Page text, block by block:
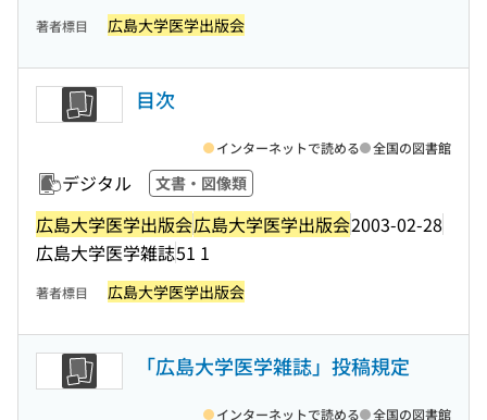
著者標目 広島大学医学出版会
目次
デジタル 文書・図像類
広島大学医学出版会広島大学医学出版会2003-02-28
広島大学医学雑誌51 1
インターネットで読める 全国の図書館
著者標目 広島大学医学出版会
「広島大学医学雑誌」投稿規定
インターネットで読める 全国の図書館